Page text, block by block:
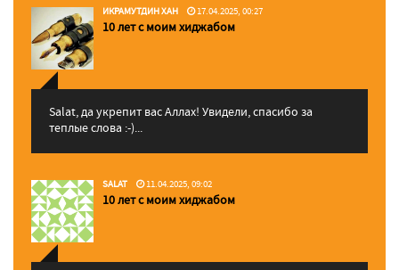
ИКРАМУТДИН ХАН 17.04.2025, 00:27
10 лет с моим хиджабом
Salat, да укрепит вас Аллаx! Увидели, спасибо за
теплые слова :-)...
SALAT 11.04.2025, 09:02
10 лет с моим хиджабом